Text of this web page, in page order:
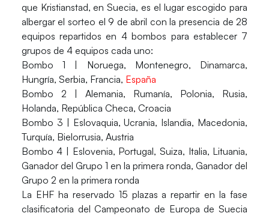
que Kristianstad, en Suecia, es el lugar escogido para
albergar el sorteo el 9 de abril con la presencia de 28
equipos repartidos en 4 bombos para establecer 7
grupos de 4 equipos cada uno:
Bombo 1 | Noruega, Montenegro, Dinamarca,
Hungría, Serbia, Francia, España
Bombo 2 | Alemania, Rumanía, Polonia, Rusia,
Holanda, República Checa, Croacia
Bombo 3 | Eslovaquia, Ucrania, Islandia, Macedonia,
Turquía, Bielorrusia, Austria
Bombo 4 | Eslovenia, Portugal, Suiza, Italia, Lituania,
Ganador del Grupo 1 en la primera ronda, Ganador del
Grupo 2 en la primera ronda
La EHF ha reservado 15 plazas a repartir en la fase
clasificatoria del Campeonato de Europa de Suecia